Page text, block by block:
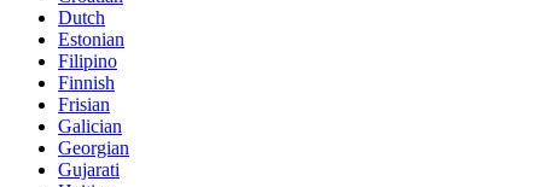
Dutch
Estonian
Filipino
Finnish
Frisian
Galician
Georgian
Gujarati